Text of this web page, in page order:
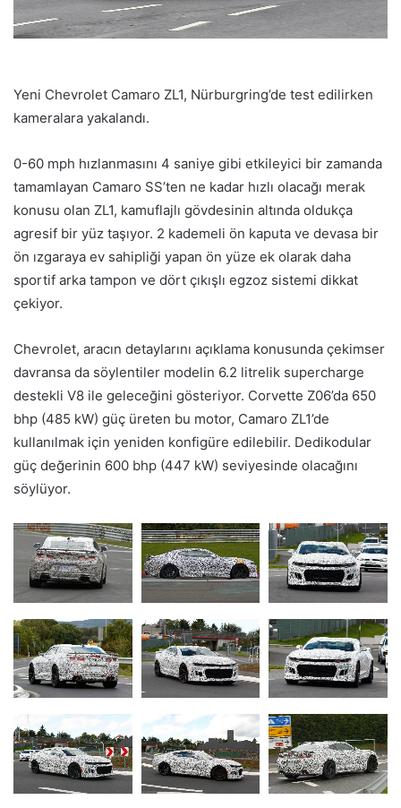
Yeni Chevrolet Camaro ZL1, Nürburgring’de test edilirken
kameralara yakalandı.
0-60 mph hızlanmasını 4 saniye gibi etkileyici bir zamanda
tamamlayan Camaro SS’ten ne kadar hızlı olacağı merak
konusu olan ZL1, kamuflajlı gövdesinin altında oldukça
agresif bir yüz taşıyor. 2 kademeli ön kaputa ve devasa bir
ön ızgaraya ev sahipliği yapan ön yüze ek olarak daha
sportif arka tampon ve dört çıkışlı egzoz sistemi dikkat
çekiyor.
Chevrolet, aracın detaylarını açıklama konusunda çekimser
davransa da söylentiler modelin 6.2 litrelik supercharge
destekli V8 ile geleceğini gösteriyor. Corvette Z06’da 650
bhp (485 kW) güç üreten bu motor, Camaro ZL1’de
kullanılmak için yeniden konfigüre edilebilir. Dedikodular
güç değerinin 600 bhp (447 kW) seviyesinde olacağını
söylüyor.